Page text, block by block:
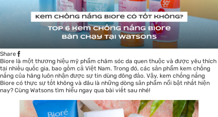
Share
Biore là một thương hiệu mỹ phẩm chăm sóc da quen thuộc và được yêu thích
tại nhiều quốc gia, bao gồm cả Việt Nam. Trong đó, các sản phẩm kem chống
nắng của hãng luôn nhận được sự tin dùng đông đảo. Vậy, kem chống nắng
Biore có thực sự tốt không và đâu là những dòng sản phẩm nổi bật nhất hiện
nay? Cùng Watsons tìm hiểu ngay qua bài viết sau nhé!